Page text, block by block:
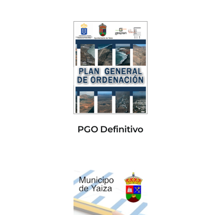
PGO Definitivo